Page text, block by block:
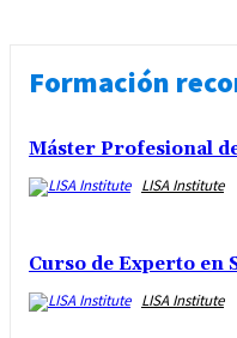
Formación
Máster Profesional
LISA Institute
Curso de Experto en
LISA Institute